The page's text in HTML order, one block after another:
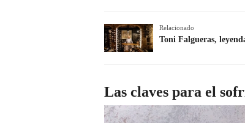
Relacionado
Toni Falgueras,
Las claves para el